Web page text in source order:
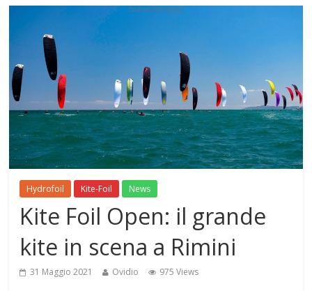
Hydrofoil Kite-Foil News
Kite Foil Open: il grande
kite in scena a Rimini
31 Maggio 2021 Ovidio 975 Views